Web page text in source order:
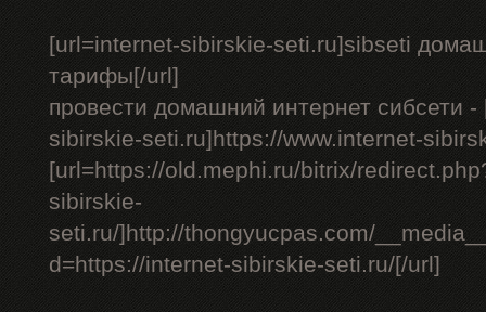
[url=internet-sibirskie-seti.ru]sibseti
тарифы[/url]
провести домашний интернет сибсети
sibirskie-seti.ru]https://www.internet-
[url=https://old.mephi.ru/bitrix/
sibirskie-
seti.ru/]http://thongyucpas.com/
d=https://internet-sibirskie-seti.ru/[/url]